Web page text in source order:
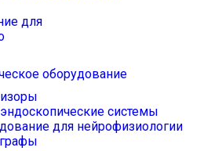
для
оборудование
системы
для нейрофизиологии